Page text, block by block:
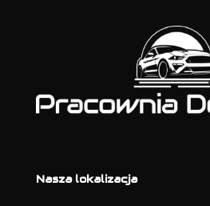
Nasza lokalizacja